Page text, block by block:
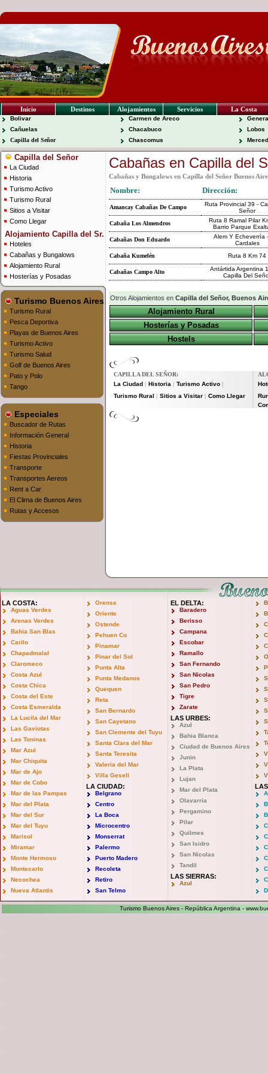
Inicio Destinos Alojamientos Servicios La Costa
Bolivar
Cañuelas
Capilla del Señor
Carmen de Areco
Chacabuco
Chascomus
Lobos
Capilla del Señor
La Ciudad
Historia
Turismo Activo
Turismo Rural
Sitios a Visitar
Como Llegar
Alojamiento Capilla del Sr.
Hoteles
Cabañas y Bungalows
Alojamiento Rural
Hosterías y Posadas
Turismo Buenos Aires
Turismo Rural
Pesca Deportiva
Playas de Buenos Aires
Turismo Activo
Turismo Salud
Golf de Buenos Aires
Pato y Polo
Tango
Especiales
Buscador de Rutas
Información General
Historia
Fiestas Provinciales
Transporte
Transportes Aereos
Rent a Car
El Clima de Buenos Aires
Rutas y Accesos
Cabañas en Capilla del
Cabañas y Bungalows en Capilla del Señor Buenos
Nombre: Dirección:
Amancay Cabañas De Campo
Ruta Provincial 39 -
Señor
Cabaña Los Almendros
Ruta 8 Ramal Pilar
Barrio Parque
Cabañas Don Eduardo
Alem Y Echeverría
Cardales
Cabaña Kumelén
Ruta 8 Km 74
Cabañas Campo Alto
Antártida Argentina
Capilla Del
Otros Alojamientos en Capilla del Señor, Buenos
Alojamiento Rural
Hosterías y Posadas
Hostels
CAPILLA DEL SEÑOR:
La Ciudad
Historia Turismo Activo
Turismo Rural Sitios a Visitar Como Llegar
LA COSTA:
Aguas Verdes
Arenas Verdes
Bahia San Blas
Carilo
Chapadmalal
Claromeco
Costa Azul
Costa Chica
Costa del Este
Costa Esmeralda
La Lucila del Mar
Las Gaviotas
Las Toninas
Mar Azul
Mar Chiquita
Mar de Ajo
Mar de Cobo
Mar de las Pampas
Mar del Plata
Mar del Sur
Mar del Tuyu
Marisol
Miramar
Monte Hermoso
Montecarlo
Necochea
Nueva Atlantis
Orense
Oriente
Ostende
Pehuen Co
Pinamar
Pinar del Sol
Punta Alta
Punta Medanos
Quequen
Reta
San Bernardo
San Cayetano
San Clemente del Tuyu
Santa Clara del Mar
Santa Teresita
Valeria del Mar
Villa Gesell
LA CIUDAD:
Belgrano
Centro
La Boca
Microcentro
Monserrat
Palermo
Puerto Madero
Recoleta
Retiro
San Telmo
EL DELTA:
Baradero
Berisso
Campana
Escobar
Ramallo
San Fernando
San Nicolas
San Pedro
Tigre
Zarate
LAS URBES:
Azul
Bahia Blanca
Ciudad de Buenos Aires
Junin
La Plata
Lujan
Mar del Plata
Olavarria
Pergamino
Pilar
Quilmes
San Isidro
San Nicolas
Tandil
LAS SIERRAS:
Azul
Turismo Buenos Aires - República Argentina -